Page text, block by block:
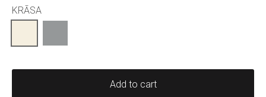
KRĀSA
Add to cart